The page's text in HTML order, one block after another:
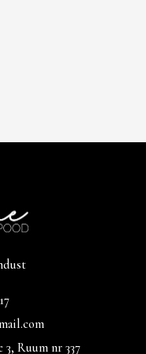
Ruum nr 337